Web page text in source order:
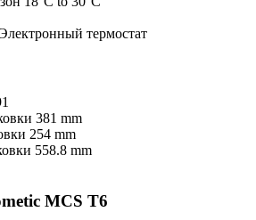
термостат
381 mm
254 mm
558.8 mm
MCS T6